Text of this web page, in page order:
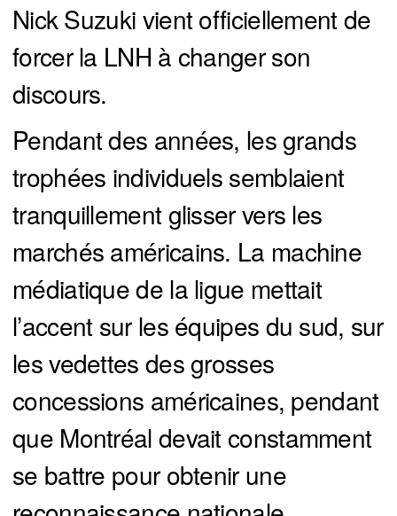
Nick Suzuki vient officiellement de
forcer la LNH à changer son
discours.
Pendant des années, les grands
trophées individuels semblaient
tranquillement glisser vers les
marchés américains. La machine
médiatique de la ligue mettait
l’accent sur les équipes du sud, sur
les vedettes des grosses
concessions américaines, pendant
que Montréal devait constamment
se battre pour obtenir une